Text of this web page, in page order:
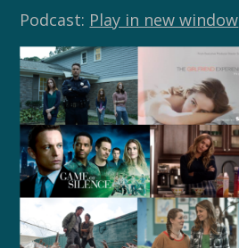
Podcast: Play in new window